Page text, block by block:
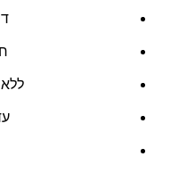
ללא